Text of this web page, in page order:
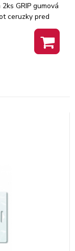
GRIP gumová
ceruzky pred
a hlavnou
je samozrejme
guma ·